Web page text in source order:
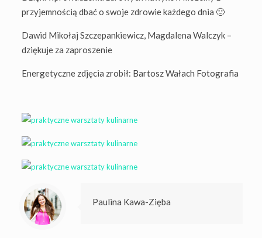
przyjemnością dbać o swoje zdrowie każdego dnia 🙂
Dawid Mikołaj Szczepankiewicz, Magdalena Walczyk –
dziękuje za zaproszenie
Energetyczne zdjęcia zrobił: Bartosz Wałach Fotografia
Paulina Kawa-Zięba